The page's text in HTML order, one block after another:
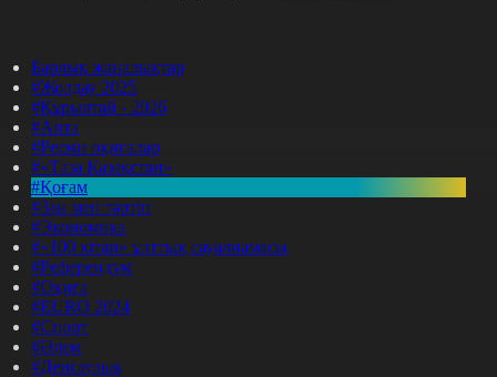
Барлық жаңалықтар
#Жолдау 2025
#Құрылтай - 2026
#Апта
#Ресми оқиғалар
#«Таза Қазақстан»
#Қоғам
#Заң мен тәртіп
#Экономика
#«100 кітап» ұлттық сауалнамасы
#Референдум
#Оқиға
#EURO 2024
#Спорт
#Әлем
#Денсаулық